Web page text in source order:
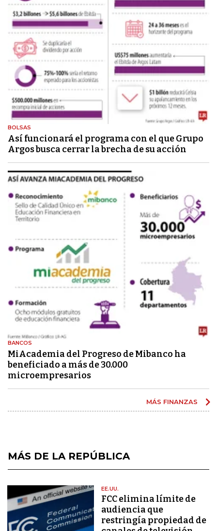
BOLSAS
Así funcionará el programa con el que Grupo
Argos busca cerrar la brecha de su acción
BANCOS
MiAcademia del Progreso de Mibanco ha
beneficiado a más de 30.000
microempresarios
MÁS FINANZAS
MÁS DE LA REPÚBLICA
EE.UU.
FCC elimina límite de
audiencia que
restringía propiedad de